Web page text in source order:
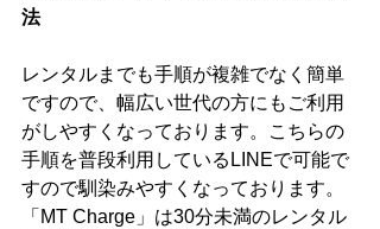
法
レンタルまでも手順が複雑でなく簡単
ですので、幅広い世代の方にもご利用
がしやすくなっております。こちらの
手順を普段利用しているLINEで可能で
すので馴染みやすくなっております。
「MT Charge」は30分未満のレンタル